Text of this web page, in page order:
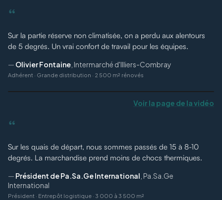
“
Sur la partie réserve non climatisée, on a perdu aux alentours
de 5 degrés. Un vrai confort de travail pour les équipes.
— Olivier Fontaine Intermarché d'Illiers-Combray
Adhérent · Grande distribution · 2 500 m² rénovés
Voir la page de la vidéo
“
Sur les quais de départ, nous sommes passés de 15 à 8-10
degrés. La marchandise prend moins de chocs thermiques.
— Président de Pa.Sa.Ge International Pa.Sa.Ge
International
Président · Entrepôt logistique · 3 000 à 3 500 m²